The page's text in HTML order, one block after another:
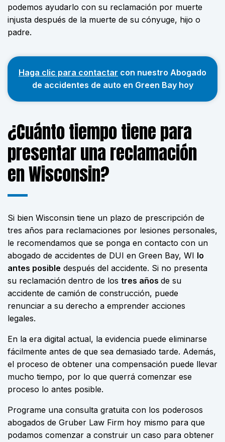
podemos ayudarlo con su reclamación por muerte
injusta después de la muerte de su cónyuge, hijo o
padre.
Haga clic para contactar con nuestro Abogado
de accidentes de auto en Green Bay hoy
¿Cuánto tiempo tiene para
presentar una reclamación
en Wisconsin?
Si bien Wisconsin tiene un plazo de prescripción de
tres años para reclamaciones por lesiones personales,
le recomendamos que se ponga en contacto con un
abogado de accidentes de DUI en Green Bay, WI lo
antes posible después del accidente. Si no presenta
su reclamación dentro de los tres años de su
accidente de camión de construcción, puede
renunciar a su derecho a emprender acciones
legales.
En la era digital actual, la evidencia puede eliminarse
fácilmente antes de que sea demasiado tarde. Además,
el proceso de obtener una compensación puede llevar
mucho tiempo, por lo que querrá comenzar ese
proceso lo antes posible.
Programe una consulta gratuita con los poderosos
abogados de Gruber Law Firm hoy mismo para que
podamos comenzar a construir un caso para obtener